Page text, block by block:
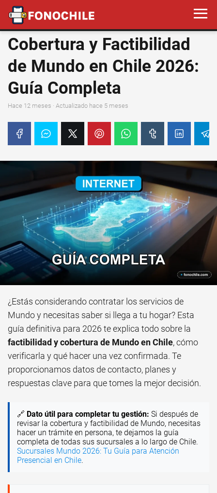
Cobertura y Factibilidad
de Mundo en Chile 2026:
Guía Completa
hace 12 meses · Actualizado hace 5 meses
¿Estás considerando contratar los servicios de
Mundo y necesitas saber si llega a tu hogar? Esta
guía definitiva para 2026 te explica todo sobre la
factibilidad y cobertura de Mundo en Chile, cómo
verificarla y qué hacer una vez confirmada. Te
proporcionamos datos de contacto, planes y
respuestas clave para que tomes la mejor decisión.
🔗 Dato útil para completar tu gestión: Si después de
revisar la cobertura y factibilidad de Mundo, necesitas
hacer un trámite en persona, te dejamos la guía
completa de todas sus sucursales a lo largo de Chile.
Sucursales Mundo 2026: Tu Guía para Atención
Presencial en Chile.